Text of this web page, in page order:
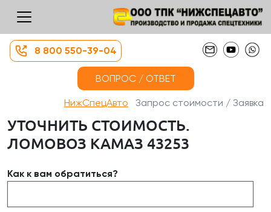
8 800 550-39-04
ВОПРОС / ОТВЕТ
НижСпецАвто Запрос стоимости / Заявка
УТОЧНИТЬ СТОИМОСТЬ.
ЛОМОВОЗ КАМАЗ 43253
Как к вам обратиться?